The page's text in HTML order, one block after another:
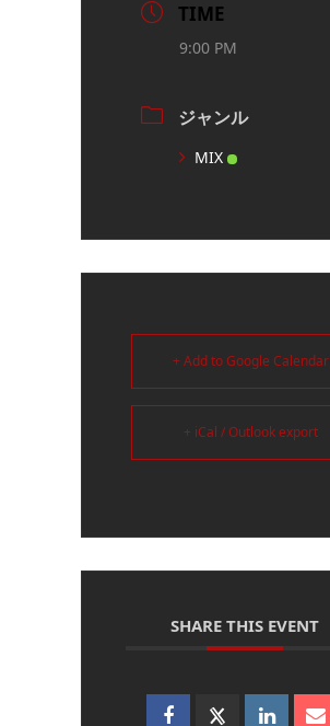
TIME
9:00 PM
ジャンル
MIX
+ Add to Google Calendar
+ iCal / Outlook export
SHARE THIS EVENT